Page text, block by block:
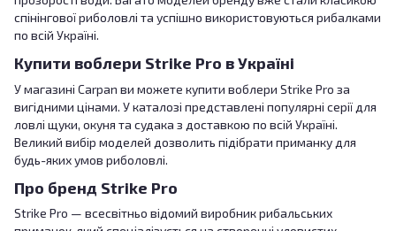
спінінгової риболовлі та успішно використовуються рибалками
по всій Україні.
Купити воблери Strike Pro в Україні
У магазині Carpan ви можете купити воблери Strike Pro за
вигідними цінами. У каталозі представлені популярні серії для
ловлі щуки, окуня та судака з доставкою по всій Україні.
Великий вибір моделей дозволить підібрати приманку для
будь-яких умов риболовлі.
Про бренд Strike Pro
Strike Pro — всесвітньо відомий виробник рибальських